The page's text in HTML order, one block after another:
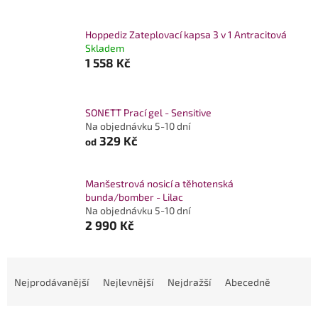
Hoppediz Zateplovací kapsa 3 v 1 Antracitová
Skladem
1 558 Kč
SONETT Prací gel - Sensitive
Na objednávku 5-10 dní
od 329 Kč
Manšestrová nosicí a těhotenská
bunda/bomber - Lilac
Na objednávku 5-10 dní
2 990 Kč
Nejprodávanější Nejlevnější Nejdražší Abecedně